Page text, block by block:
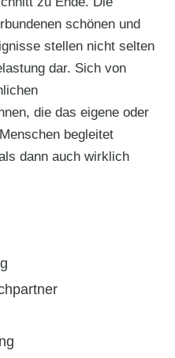
schönen und
stellen nicht selten
dar. Sich von
die das eigene oder
begleitet
dann auch wirklich